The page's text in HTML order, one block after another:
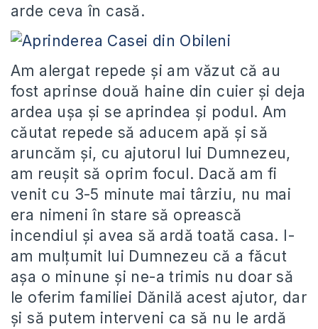
arde ceva în casă.
Am alergat repede şi am văzut că au
fost aprinse două haine din cuier şi deja
ardea uşa şi se aprindea şi podul. Am
căutat repede să aducem apă şi să
aruncăm şi, cu ajutorul lui Dumnezeu,
am reuşit să oprim focul. Dacă am fi
venit cu 3-5 minute mai târziu, nu mai
era nimeni în stare să oprească
incendiul şi avea să ardă toată casa. I-
am mulţumit lui Dumnezeu că a făcut
aşa o minune şi ne-a trimis nu doar să
le oferim familiei Dănilă acest ajutor, dar
şi să putem interveni ca să nu le ardă